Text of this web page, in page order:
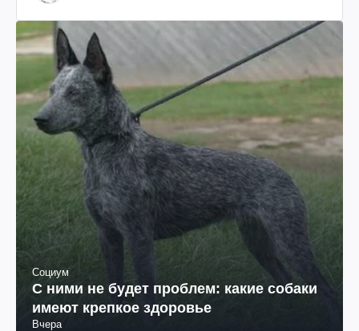
Социум
С ними не будет проблем: какие собаки
имеют крепкое здоровье
Вчера